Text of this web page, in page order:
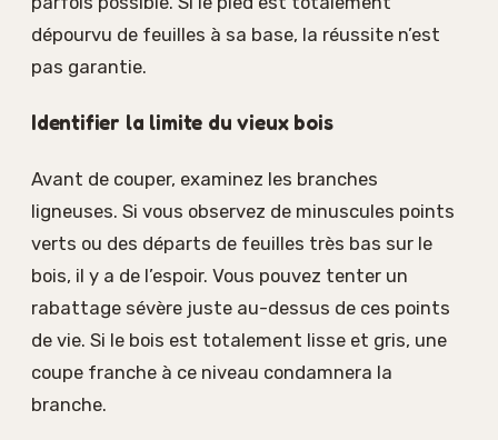
dépourvu de feuilles à sa base, la réussite n’est
pas garantie.
Identifier la limite du vieux bois
Avant de couper, examinez les branches
ligneuses. Si vous observez de minuscules points
verts ou des départs de feuilles très bas sur le
bois, il y a de l’espoir. Vous pouvez tenter un
rabattage sévère juste au-dessus de ces points
de vie. Si le bois est totalement lisse et gris, une
coupe franche à ce niveau condamnera la
branche.